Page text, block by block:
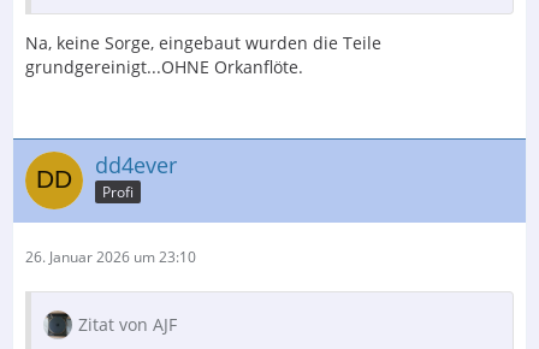
Na, keine Sorge, eingebaut wurden die Teile
grundgereinigt...OHNE Orkanflöte.
dd4ever
Profi
26. Januar 2026 um 23:10
Zitat von AJF